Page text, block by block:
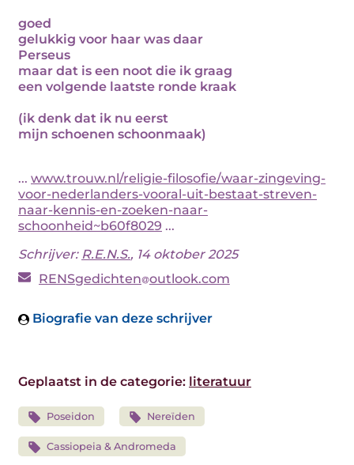
goed
gelukkig voor haar was daar
Perseus
maar dat is een noot die ik graag
een volgende laatste ronde kraak
(ik denk dat ik nu eerst
mijn schoenen schoonmaak)
... www.trouw.nl/religie-filosofie/waar-zingeving-
voor-nederlanders-vooral-uit-bestaat-streven-
naar-kennis-en-zoeken-naar-
schoonheid~b60f8029 ...
Schrijver: R.E.N.S., 14 oktober 2025
RENSgedichten outlook.com
Biografie van deze schrijver
Geplaatst in de categorie: literatuur
Poseidon Nereïden
Cassiopeia & Andromeda